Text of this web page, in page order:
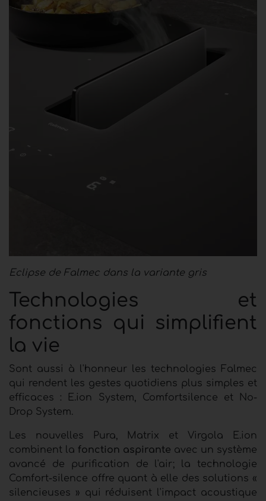
Eclipse de Falmec dans la variante gris
Technologies et
fonctions qui simplifient
la vie
Sont aussi à l'honneur les technologies Falmec
qui rendent les gestes quotidiens plus simples et
efficaces : E.ion System, Comfortsilence et No-
Drop System.
Les nouvelles Pura, Matrix et Virgola E.ion
combinent la fonction aspirante avec un système
avancé de purification de l'air; la technologie
Comfort-silence offre quant à elle des solutions «
silencieuses » qui réduisent l'impact acoustique